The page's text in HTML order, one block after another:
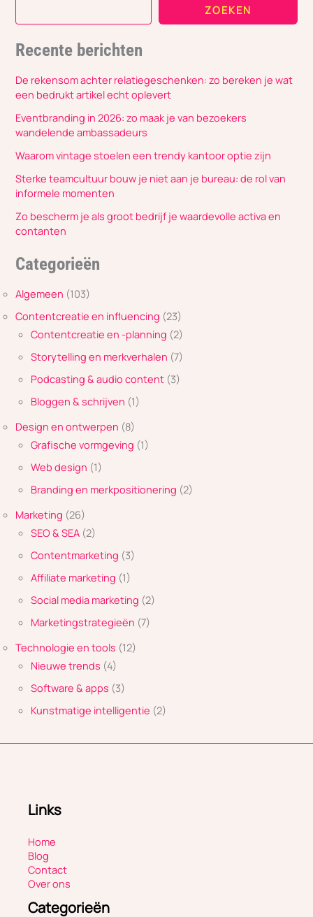
ZOEKEN
Recente berichten
De rekensom achter relatiegeschenken: zo bereken je wat
een bedrukt artikel echt oplevert
Eventbranding in 2026: zo maak je van bezoekers
wandelende ambassadeurs
Waarom vintage stoelen een trendy kantoor optie zijn
Sterke teamcultuur bouw je niet aan je bureau: de rol van
informele momenten
Zo bescherm je als groot bedrijf je waardevolle activa en
contanten
Categorieën
Algemeen (103)
Contentcreatie en influencing (23)
Contentcreatie en -planning (2)
Storytelling en merkverhalen (7)
Podcasting & audio content (3)
Bloggen & schrijven (1)
Design en ontwerpen (8)
Grafische vormgeving (1)
Web design (1)
Branding en merkpositionering (2)
Marketing (26)
SEO & SEA (2)
Contentmarketing (3)
Affiliate marketing (1)
Social media marketing (2)
Marketingstrategieën (7)
Technologie en tools (12)
Nieuwe trends (4)
Software & apps (3)
Kunstmatige intelligentie (2)
Links
Home
Blog
Contact
Over ons
Categorieën